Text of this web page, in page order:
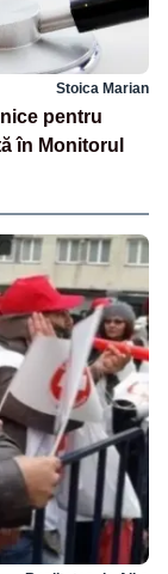
Stoica Marian
pentru
în Monitorul